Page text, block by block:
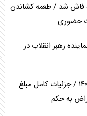
فاش شد / طعمه کشاندن
حضوری
رهبر انقلاب در
آغاز اصلاح احکام بازنشستگان کشوری ۱۴۰۵ / جزئیات کامل مبلغ
به حکم